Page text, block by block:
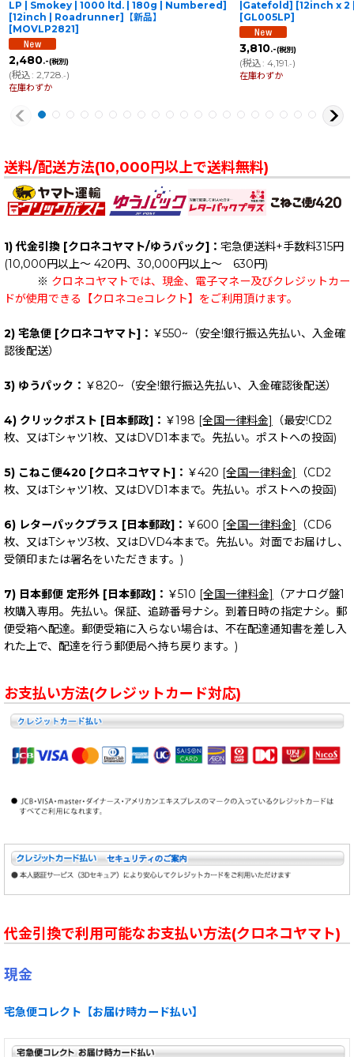
LP | Smokey | 1000 ltd. | 180g | Numbered]
[12inch | Roadrunner]【新品】
[MOVLP2821]
2,480.-(税別)
(税込: 2,728 .-)
在庫わずか
|Gatefold] [12inch x 2
[GL005LP]
3,810.-(税別)
(税込: 4,191 .-)
在庫わずか
送料/配送方法(10,000円以上で送料無料)
1) 代金引換 [クロネコヤマト/ゆうパック]： 宅急便送料+手数料315円
(10,000円以上～ 420円、30,000円以上～ 630円)
※ クロネコヤマトでは、現金、電子マネー及びクレジットカー
ドが使用できる【クロネコeコレクト】をご利用頂けます。
2) 宅急便 [クロネコヤマト]： ￥550~（安全!銀行振込先払い、入金確
認後配送）
3) ゆうパック： ￥820~（安全!銀行振込先払い、入金確認後配送）
4) クリックポスト [日本郵政]： ￥198 [全国一律料金]
（最安!CD2
枚、又はTシャツ1枚、又はDVD1本まで。先払い。ポストへの投函)
5) こねこ便420 [クロネコヤマト]： ￥420 [全国一律料金]
（CD2
枚、又はTシャツ1枚、又はDVD1本まで。先払い。ポストへの投函)
6) レターパックプラス [日本郵政]： ￥600 [全国一律料金]
（CD6
枚、又はTシャツ3枚、又はDVD4本まで。先払い。対面でお届けし、
受領印または署名をいただきます。)
7) 日本郵便 定形外 [日本郵政]： ￥510 [全国一律料金]
（アナログ盤1
枚購入専用。先払い。保証、追跡番号ナシ。到着日時の指定ナシ。郵
便受箱へ配達。郵便受箱に入らない場合は、不在配達通知書を差し入
れた上で、配達を行う郵便局へ持ち戻ります。)
お支払い方法(クレジットカード対応)
代金引換で利用可能なお支払い方法(クロネコヤマト)
現金
宅急便コレクト【お届け時カード払い】